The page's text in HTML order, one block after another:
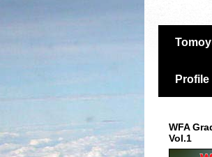
Profile
WFA
Vol.1